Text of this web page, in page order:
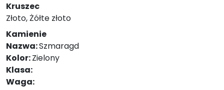
Kruszec
Złoto, Żółte złoto
Kamienie
Nazwa:Szmaragd
Kolor:Zielony
Klasa:
Waga: